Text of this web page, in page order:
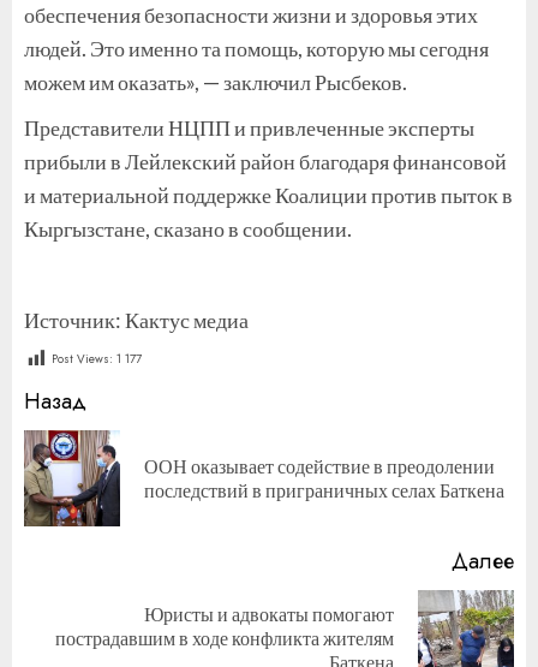
обеспечения безопасности жизни и здоровья этих
людей. Это именно та помощь, которую мы сегодня
можем им оказать», — заключил Рысбеков.
Представители НЦПП и привлеченные эксперты
прибыли в Лейлекский район благодаря финансовой
и материальной поддержке Коалиции против пыток в
Кыргызстане, сказано в сообщении.
Источник: Кактус медиа
Post Views: 1 177
Продолжить
чтение
Назад
ООН оказывает содействие в преодолении
последствий в приграничных селах Баткена
Далее
Следующая
Юристы и адвокаты помогают
пострадавшим в ходе конфликта жителям
Баткена